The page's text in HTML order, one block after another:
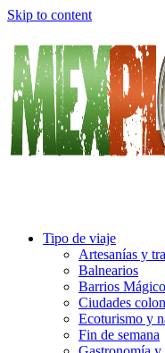
Skip to content
Tipo de viaje
Artesanías y
Balnearios
Barrios
Ciudades
Ecoturismo y
Fin de semana